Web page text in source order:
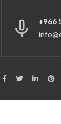
+966